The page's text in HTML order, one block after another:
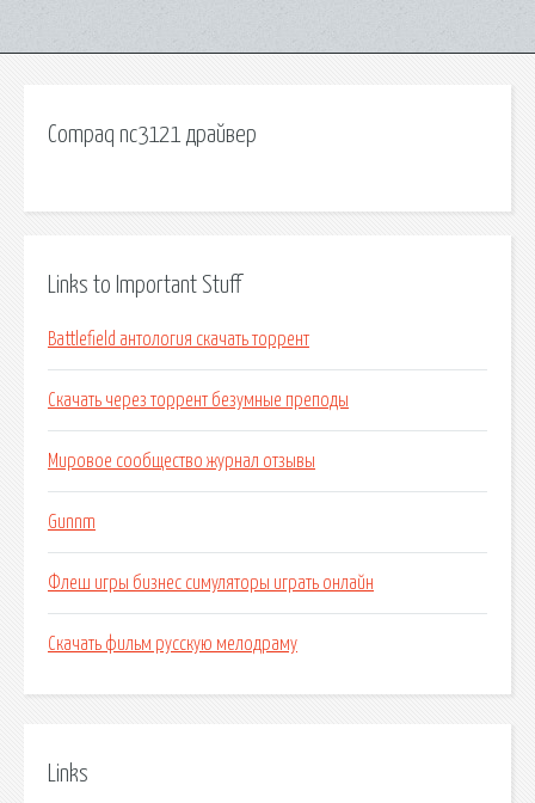
Compaq nc3121 драйвер
Links to Important Stuff
Battlefield антология скачать торрент
Скачать через торрент безумные преподы
Мировое сообщество журнал отзывы
Gunnm
Флеш игры бизнес симуляторы играть онлайн
Скачать фильм русскую мелодраму
Links